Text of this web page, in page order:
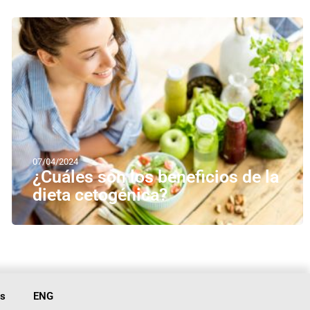
07/04/2024
¿Cuáles son los beneficios de la
dieta cetogénica?
ENG